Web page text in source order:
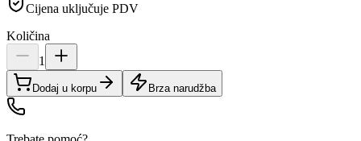
Cijena uključuje PDV
Količina
1
Dodaj u korpu Brza narudžba